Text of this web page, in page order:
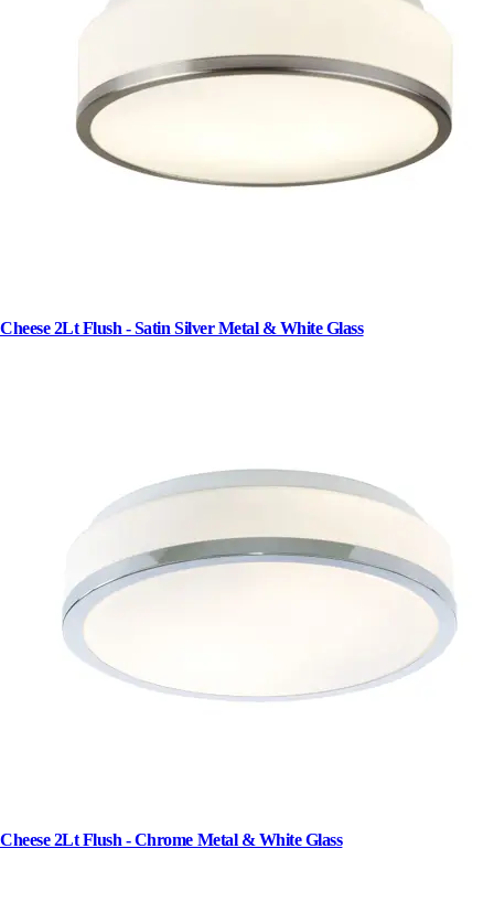
Cheese 2Lt Flush - Satin Silver Metal & White Glass
Cheese 2Lt Flush - Chrome Metal & White Glass